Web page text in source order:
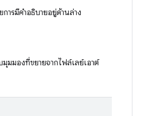
การมีคำอธิบายอยู่ด้านล่าง
มุมมองที่ขยายจากไฟล์เลย์เอาต์